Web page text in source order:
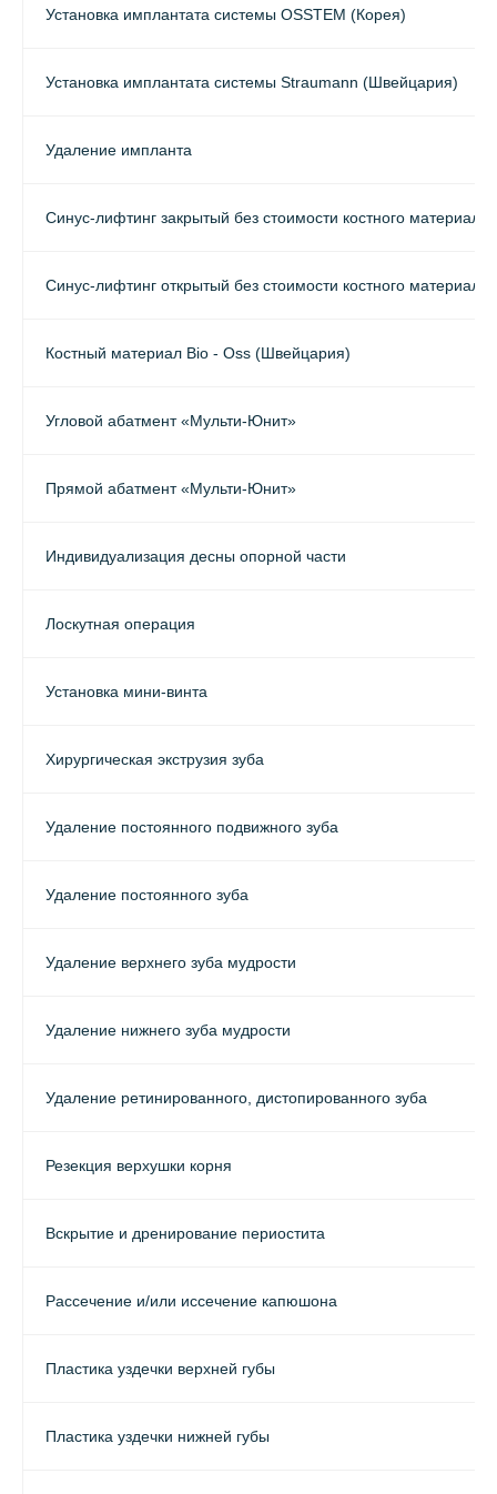
Установка имплантата системы OSSTEM (Корея)
Установка имплантата системы Straumann (Швейцария)
Удаление импланта
Синус-лифтинг закрытый без стоимости костного материала
Синус-лифтинг открытый без стоимости костного материала
Костный материал Bio - Oss (Швейцария)
Угловой абатмент «Мульти-Юнит»
Прямой абатмент «Мульти-Юнит»
Индивидуализация десны опорной части
Лоскутная операция
Установка мини-винта
Хирургическая экструзия зуба
Удаление постоянного подвижного зуба
Удаление постоянного зуба
Удаление верхнего зуба мудрости
Удаление нижнего зуба мудрости
Удаление ретинированного, дистопированного зуба
Резекция верхушки корня
Вскрытие и дренирование периостита
Рассечение и/или иссечение капюшона
Пластика уздечки верхней губы
Пластика уздечки нижней губы